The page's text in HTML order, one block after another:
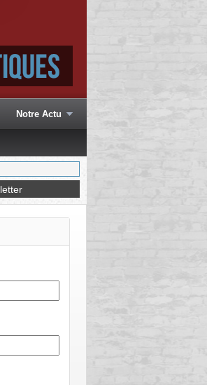
Notre Actu